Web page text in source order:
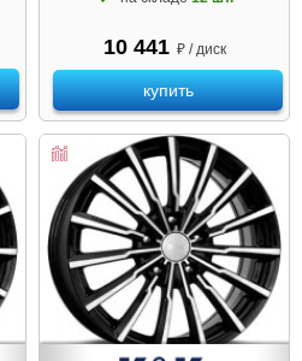
10 441 ₽ / диск
купить